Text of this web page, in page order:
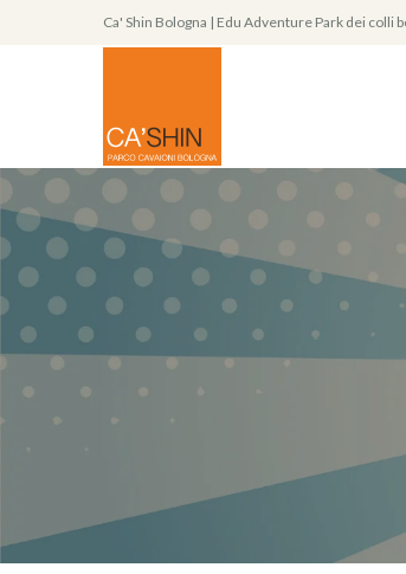
Ca' Shin Bologna | Edu Adventure Park dei colli